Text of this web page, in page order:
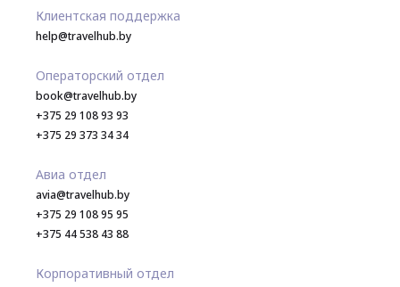
Клиентская поддержка
help@travelhub.by
Операторский отдел
book@travelhub.by
+375 29 108 93 93
+375 29 373 34 34
Авиа отдел
avia@travelhub.by
+375 29 108 95 95
+375 44 538 43 88
Корпоративный отдел